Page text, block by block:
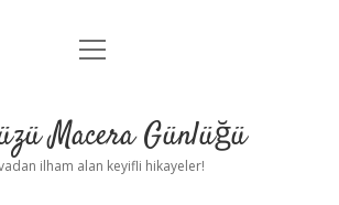
Anasayfa
Yasal Uyarı
menüyü
Macera Günlüğü
ilham alan keyifli hikayeler!